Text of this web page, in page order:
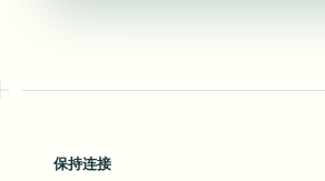
保持连接